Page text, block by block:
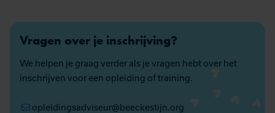
Vragen over je inschrijving?
We helpen je graag verder als je vragen hebt over het
inschrijven voor een opleiding of training.
opleidingsadviseur@beeckestijn.org